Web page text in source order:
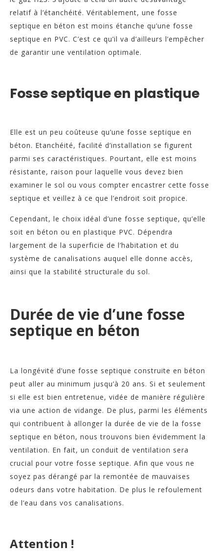
relatif à l’étanchéité. Véritablement, une fosse
septique en béton est moins étanche qu’une fosse
septique en PVC. C’est ce qu’il va d’ailleurs l’empêcher
de garantir une ventilation optimale.
Fosse septique en plastique
Elle est un peu coûteuse qu’une fosse septique en
béton. Etanchéité, facilité d’installation se figurent
parmi ses caractéristiques. Pourtant, elle est moins
résistante, raison pour laquelle vous devez bien
examiner le sol ou vous compter encastrer cette fosse
septique et veillez à ce que l’endroit soit propice.
Cependant, le choix idéal d’une fosse septique, qu’elle
soit en béton ou en plastique PVC. Dépendra
largement de la superficie de l’habitation et du
système de canalisations auquel elle donne accès,
ainsi que la stabilité structurale du sol.
Durée de vie d’une fosse
septique en béton
La longévité d’une fosse septique construite en béton
peut aller au minimum jusqu’à 20 ans. Si et seulement
si elle est bien entretenue, vidée de manière régulière
via une action de vidange. De plus, parmi les éléments
qui contribuent à allonger la durée de vie de la fosse
septique en béton, nous trouvons bien évidemment la
ventilation. En fait, un conduit de ventilation sera
crucial pour votre fosse septique. Afin que vous ne
soyez pas dérangé par la remontée de mauvaises
odeurs dans votre habitation. De plus le refoulement
de l’eau dans vos canalisations.
Attention !